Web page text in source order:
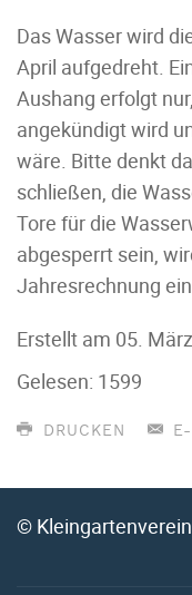
Das Wasser wird
April aufgedreht.
Aushang erfolgt
angekündigt wird
wäre. Bitte denkt
schließen, die
Tore für die
abgesperrt sein,
Jahresrechnung
Erstellt am 05.
Gelesen: 1599
DRUCKEN
©